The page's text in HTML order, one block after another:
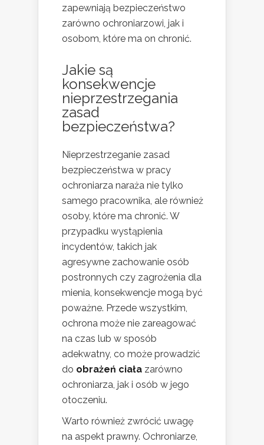
zapewniają bezpieczeństwo
zarówno ochroniarzowi, jak i
osobom, które ma on chronić.
Jakie są
konsekwencje
nieprzestrzegania
zasad
bezpieczeństwa?
Nieprzestrzeganie zasad
bezpieczeństwa w pracy
ochroniarza naraża nie tylko
samego pracownika, ale również
osoby, które ma chronić. W
przypadku wystąpienia
incydentów, takich jak
agresywne zachowanie osób
postronnych czy zagrożenia dla
mienia, konsekwencje mogą być
poważne. Przede wszystkim,
ochrona może nie zareagować
na czas lub w sposób
adekwatny, co może prowadzić
do obrażeń ciała zarówno
ochroniarza, jak i osób w jego
otoczeniu.
Warto również zwrócić uwagę
na aspekt prawny. Ochroniarze,